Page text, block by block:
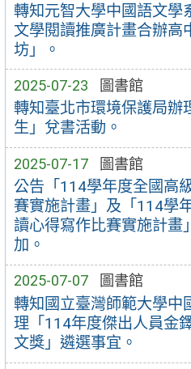
轉知元智大學中國語文學
文學閱讀推廣計畫合辦高
坊」。
2025-07-23 圖書館
轉知臺北市環境保護局辦
生」兌書活動。
2025-07-17 圖書館
公告「114學年度全國高
賽實施計畫」及「114學
讀心得寫作比賽實施計畫
加。
2025-07-07 圖書館
轉知國立臺灣師範大學中
理「114年度傑出人員金
文獎」遴選事宜。